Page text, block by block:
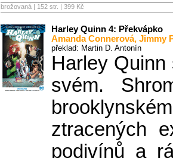
brožovaná | 152 str. | 399 Kč
Harley Quinn 4: Překvápko
Amanda Connerová, Jimmy
překlad: Martin D. Antonín
Harley
svém.
ztracených
podivínů a